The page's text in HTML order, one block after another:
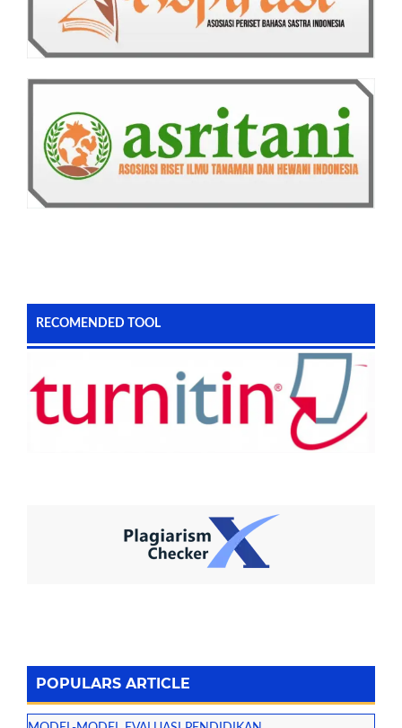
RECOMENDED TOOL
POPULARS ARTICLE